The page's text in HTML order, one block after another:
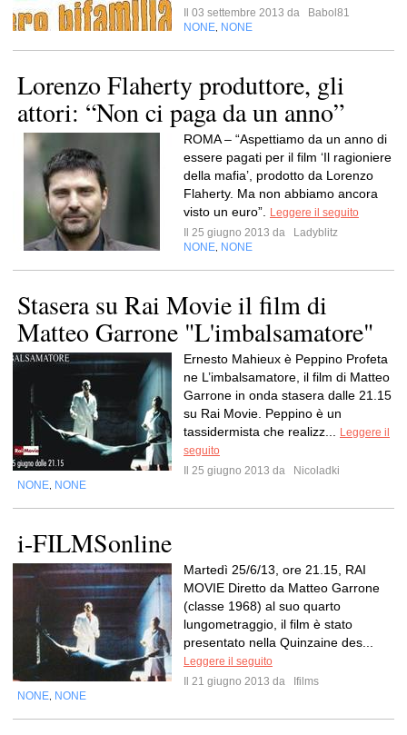
Il 03 settembre 2013 da
Babol81
NONE NONE
Lorenzo Flaherty produttore, gli
attori: “Non ci paga da un anno”
ROMA – “Aspettiamo da un anno di
essere pagati per il film ‘Il ragioniere
della mafia’, prodotto da Lorenzo
Flaherty. Ma non abbiamo ancora
visto un euro”.
Leggere il seguito
Il 25 giugno 2013 da
Ladyblitz
NONE NONE
Stasera su Rai Movie il film di
Matteo Garrone "L'imbalsamatore"
Ernesto Mahieux è Peppino Profeta
ne L’imbalsamatore, il film di Matteo
Garrone in onda stasera dalle 21.15
su Rai Movie. Peppino è un
tassidermista che realizz...
Leggere il
seguito
Il 25 giugno 2013 da
Nicoladki
NONE NONE
i-FILMSonline
Martedì 25/6/13, ore 21.15, RAI
MOVIE Diretto da Matteo Garrone
(classe 1968) al suo quarto
lungometraggio, il film è stato
presentato nella Quinzaine des...
Leggere il seguito
Il 21 giugno 2013 da
Ifilms
NONE NONE